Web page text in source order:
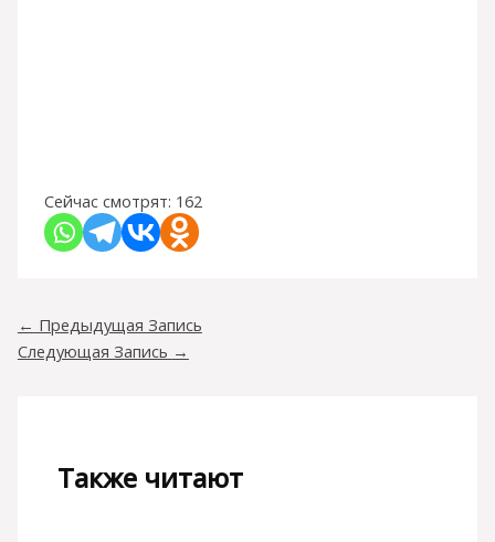
Сейчас смотрят: 162
← Предыдущая Запись
Следующая Запись →
Также читают